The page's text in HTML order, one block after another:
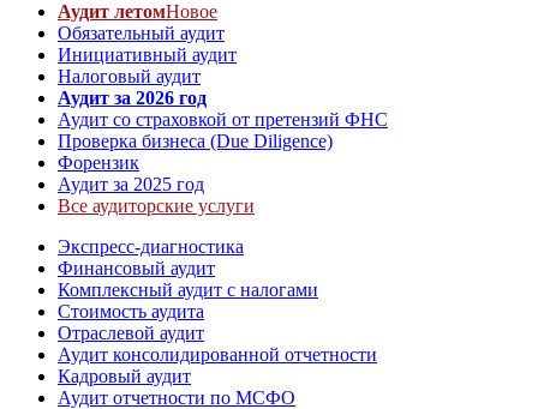
Аудит летомНовое
Обязательный аудит
Инициативный аудит
Налоговый аудит
Аудит за 2026 год
Аудит со страховкой от претензий ФНС
Проверка бизнеса (Due Diligence)
Форензик
Аудит за 2025 год
Все аудиторские услуги
Экспресс-диагностика
Финансовый аудит
Комплексный аудит с налогами
Стоимость аудита
Отраслевой аудит
Аудит консолидированной отчетности
Кадровый аудит
Аудит отчетности по МСФО